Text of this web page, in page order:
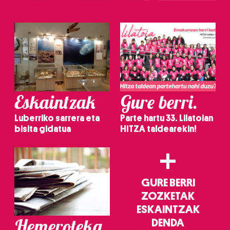
Eskaintzak
Luberriko sarrera eta
bisita gidatua
Gure berri.
Parte hartu 33. Lilatoian
HITZA taldearekin!
+
GURE BERRI
ZOZKETAK
ESKAINTZAK
DENDA